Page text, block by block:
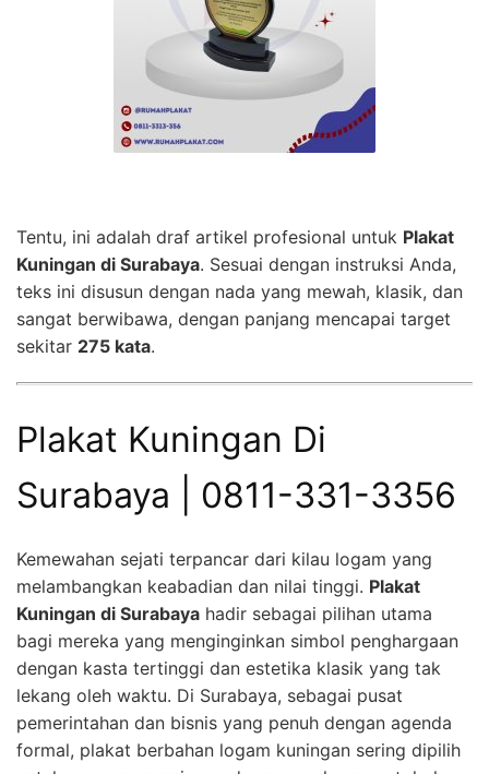
Tentu, ini adalah draf artikel profesional untuk Plakat
Kuningan di Surabaya. Sesuai dengan instruksi Anda,
teks ini disusun dengan nada yang mewah, klasik, dan
sangat berwibawa, dengan panjang mencapai target
sekitar 275 kata.
Plakat Kuningan Di
Surabaya | 0811-331-3356
Kemewahan sejati terpancar dari kilau logam yang
melambangkan keabadian dan nilai tinggi. Plakat
Kuningan di Surabaya hadir sebagai pilihan utama
bagi mereka yang menginginkan simbol penghargaan
dengan kasta tertinggi dan estetika klasik yang tak
lekang oleh waktu. Di Surabaya, sebagai pusat
pemerintahan dan bisnis yang penuh dengan agenda
formal, plakat berbahan logam kuningan sering dipilih